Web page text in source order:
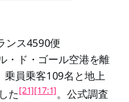
ンス4590便
・ド・ゴール空港を離
乗員乗客109名と地上
た[21][17:1]。公式調査